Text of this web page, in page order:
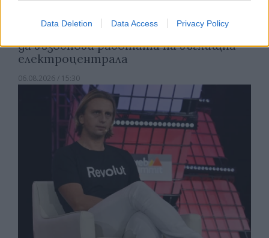
Data Deletion Data Access Privacy Policy
Спадането на Дунав принуди Румъния
да възобнови работата на въглищна
електроцентрала
06.08.2026 / 15:30